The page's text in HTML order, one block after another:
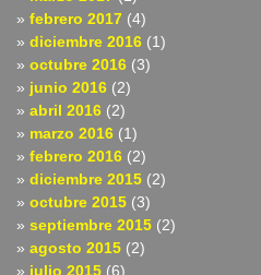
febrero 2017 (4)
diciembre 2016 (1)
octubre 2016 (3)
junio 2016 (2)
abril 2016 (2)
marzo 2016 (1)
febrero 2016 (2)
diciembre 2015 (2)
octubre 2015 (3)
septiembre 2015 (2)
agosto 2015 (2)
julio 2015 (6)